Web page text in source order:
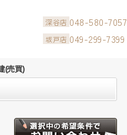
深谷店 048-580-7057
坂戸店 049-299-7399
(売買)